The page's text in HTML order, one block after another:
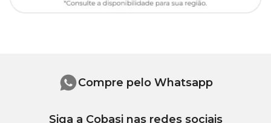
Compre pelo Whatsapp
Siga a Cobasi nas redes sociais